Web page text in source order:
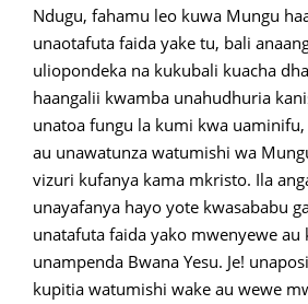
Ndugu, fahamu leo kuwa Mungu
unaotafuta faida yake tu, bali
uliopondeka na kukubali kuacha
haangalii kwamba unahudhuria
unatoa fungu la kumi kwa
au unawatunza watumishi wa
vizuri kufanya kama mkristo. Ila
unayafanya hayo yote kwasababu
unatafuta faida yako mwenyewe au
unampenda Bwana Yesu. Je!
kupitia watumishi wake au wewe